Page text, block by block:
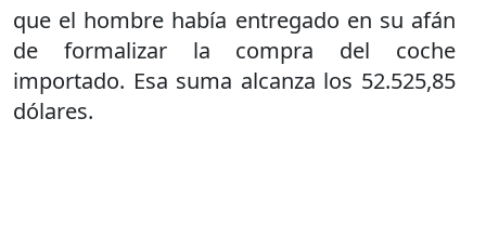
que el hombre había entregado en su afán
de formalizar la compra del coche
importado. Esa suma alcanza los 52.525,85
dólares.